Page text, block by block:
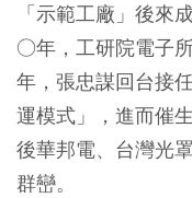
「示範工廠」後來
○年，工研院電子
年，張忠謀回台接
運模式」，進而催
後華邦電、台灣光
群巒。